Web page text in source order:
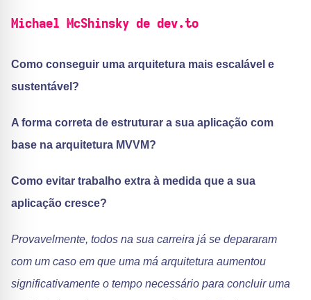
Michael McShinsky de dev.to
Como conseguir uma arquitetura mais escalável e
sustentável?
A forma correta de estruturar a sua aplicação com
base na arquitetura MVVM?
Como evitar trabalho extra à medida que a sua
aplicação cresce?
Provavelmente, todos na sua carreira já se depararam
com um caso em que uma má arquitetura aumentou
significativamente o tempo necessário para concluir uma